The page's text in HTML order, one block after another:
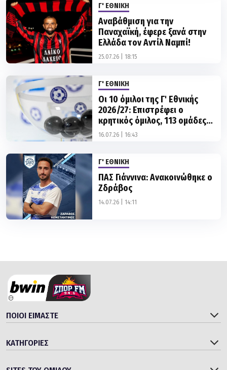
Παναχαϊκή, έφερε ξανά στην
Ελλάδα τον Αντίλ Ναμπί!
25.07.26 | 18:15
Γ' ΕΘΝΙΚΗ
2026/27: Επιστρέφει ο
κρητικός όμιλος, 113 ομάδες
στο νέο πρωτάθλημα
16.07.26 | 16:43
Γ' ΕΘΝΙΚΗ
Ζδράβος
14.07.26 | 14:11
ΠΟΙΟΙ ΕΙΜΑΣΤΕ
ΚΑΤΗΓΟΡΙΕΣ
SITES ΤΟΥ ΟΜΙΛΟΥ